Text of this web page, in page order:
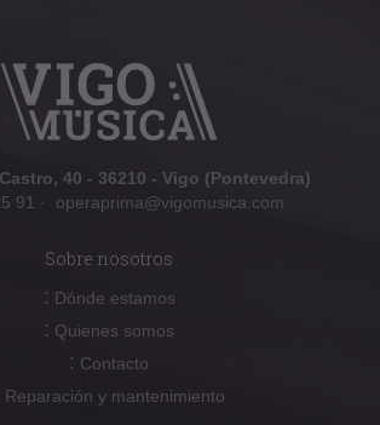
40 - 36210 - Vigo (Pontevedra)
91 · operaprima@vigomusica.com
Sobre nosotros
: Dónde estamos
: Quienes somos
: Contacto
Reparación y mantenimiento